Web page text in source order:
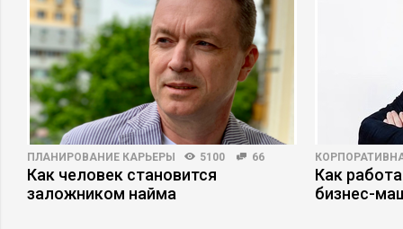
ПЛАНИРОВАНИЕ КАРЬЕРЫ 5100 66
Как человек становится
заложником найма
Как
бизнес-